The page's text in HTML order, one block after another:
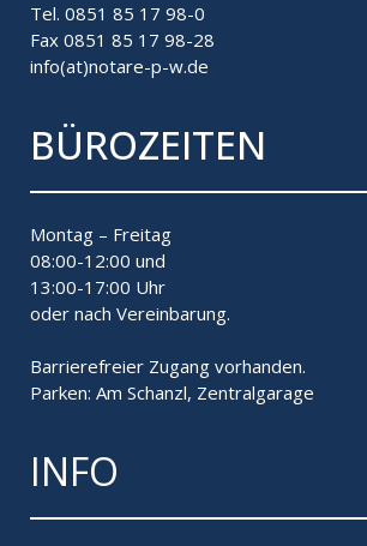
Tel. 0851 85 17 98-0
Fax 0851 85 17 98-28
info(at)notare-p-w.de
BÜROZEITEN
Montag – Freitag
08:00-12:00 und
13:00-17:00 Uhr
oder nach Vereinbarung.
Barrierefreier Zugang vorhanden.
Parken: Am Schanzl, Zentralgarage
INFO